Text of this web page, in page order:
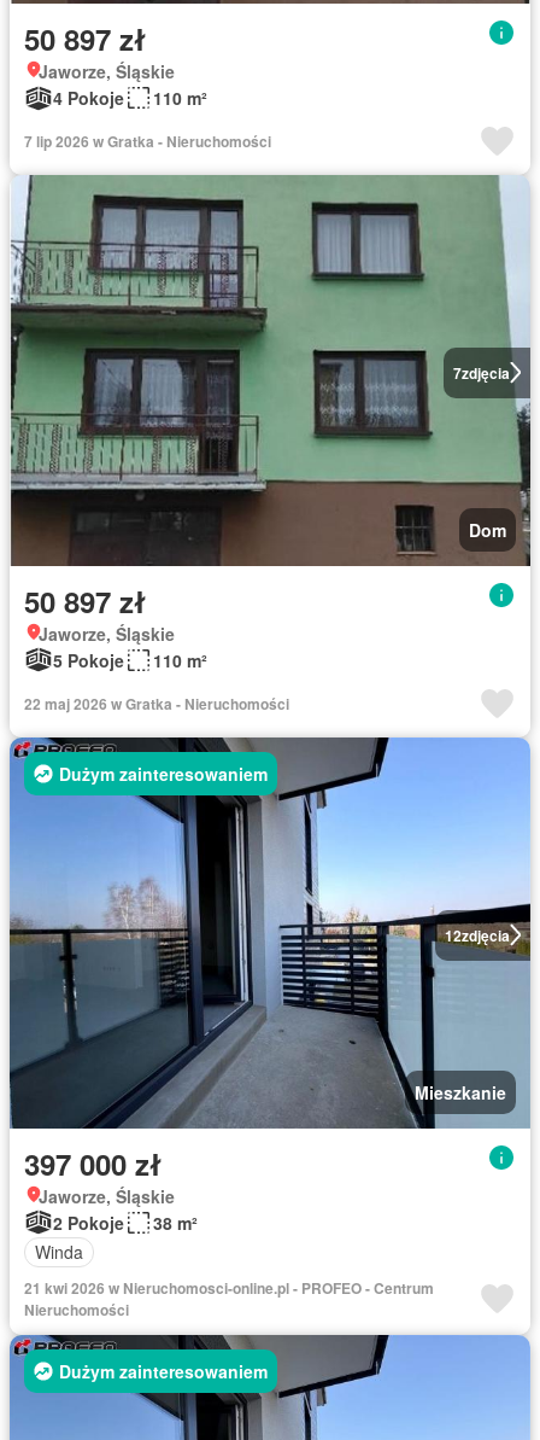
50 897 zł
Jaworze, Śląskie
4 Pokoje
110 m²
7 lip 2026 w Gratka - Nieruchomości
7zdjęcia
Dom
50 897 zł
Jaworze, Śląskie
5 Pokoje
110 m²
22 maj 2026 w Gratka - Nieruchomości
12zdjęcia
Dużym zainteresowaniem
Mieszkanie
397 000 zł
Jaworze, Śląskie
2 Pokoje
38 m²
Winda
21 kwi 2026 w Nieruchomosci-online.pl - PROFEO - Centrum
Nieruchomości
Dużym zainteresowaniem